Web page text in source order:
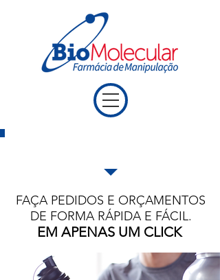
FAÇA PEDIDOS E ORÇAMENTOS
DE FORMA RÁPIDA E FÁCIL.
EM APENAS UM CLICK